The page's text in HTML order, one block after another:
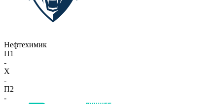
Нефтехимик
П1
-
X
-
П2
-